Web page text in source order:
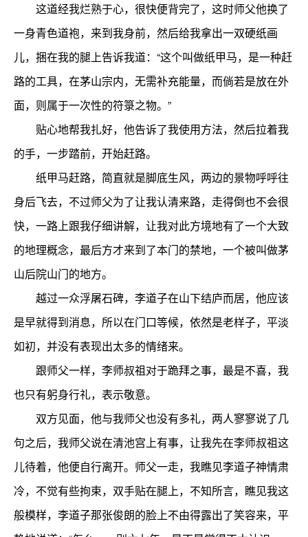
这道经我烂熟于心，很快便背完了，这时师父他换了
一身青色道袍，来到我身前，然后给我拿出一双硬纸画
儿，捆在我的腿上告诉我道：“这个叫做纸甲马，是一种赶
路的工具，在茅山宗内，无需补充能量，而倘若是放在外
面，则属于一次性的符箓之物。”
贴心地帮我扎好，他告诉了我使用方法，然后拉着我
的手，一步踏前，开始赶路。
纸甲马赶路，简直就是脚底生风，两边的景物呼呼往
身后飞去，不过师父为了让我认清来路，走得倒也不会很
快，一路上跟我仔细讲解，让我对此方境地有了一个大致
的地理概念，最后方才来到了本门的禁地，一个被叫做茅
山后院山门的地方。
越过一众浮屠石碑，李道子在山下结庐而居，他应该
是早就得到消息，所以在门口等候，依然是老样子，平淡
如初，并没有表现出太多的情绪来。
跟师父一样，李师叔祖对于跪拜之事，最是不喜，我
也只有躬身行礼，表示敬意。
双方见面，他与我师父也没有多礼，两人寥寥说了几
句之后，我师父说在清池宫上有事，让我先在李师叔祖这
儿待着，他便自行离开。师父一走，我瞧见李道子神情肃
冷，不觉有些拘束，双手贴在腿上，不知所言，瞧见我这
般模样，李道子那张俊朗的脸上不由得露出了笑容来，平